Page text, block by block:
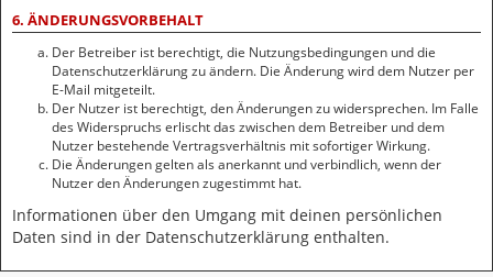
6. ÄNDERUNGSVORBEHALT
Der Betreiber ist berechtigt, die Nutzungsbedingungen und die
Datenschutzerklärung zu ändern. Die Änderung wird dem Nutzer per
E-Mail mitgeteilt.
Der Nutzer ist berechtigt, den Änderungen zu widersprechen. Im Falle
des Widerspruchs erlischt das zwischen dem Betreiber und dem
Nutzer bestehende Vertragsverhältnis mit sofortiger Wirkung.
Die Änderungen gelten als anerkannt und verbindlich, wenn der
Nutzer den Änderungen zugestimmt hat.
Informationen über den Umgang mit deinen persönlichen
Daten sind in der Datenschutzerklärung enthalten.